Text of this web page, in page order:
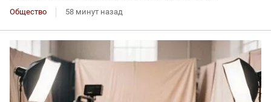
Общество 58 минут назад